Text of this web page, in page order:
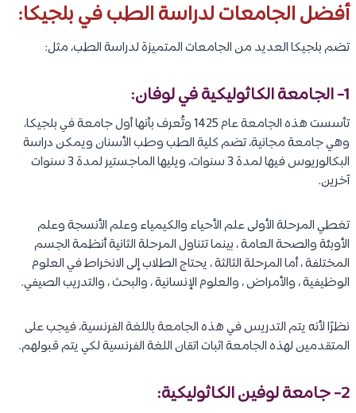
أفضل الجامعات لدراسة الطب في بلجيكا:
تضم بلجيكا العديد من الجامعات المتميزة لدراسة الطب، مثل:
1- الجامعة الكاثوليكية في لوفان:
تأسست هذه الجامعة عام 1425 وتُعرف بأنها أول جامعة في بلجيكا،
وهي جامعة مجانية، تضم كلية الطب وطب الأسنان ويمكن دراسة
البكالوريوس فيها لمدة 3 سنوات، ويليها الماجستير لمدة 3 سنوات
آخرين.
تغطي المرحلة الأولى علم الأحياء والكيمياء وعلم الأنسجة وعلم
الأوبئة والصحة العامة ، بينما تتناول المرحلة الثانية أنظمة الجسم
المختلفة ، أما المرحلة الثالثة ، يحتاج الطلاب إلى الانخراط في العلوم
الوظيفية ، والأمراض ، والعلوم الإنسانية ، والبحث ، والتدريب الصيفي.
نظرًا لأنه يتم التدريس في هذه الجامعة باللغة الفرنسية، فيجب على
المتقدمين لهذه الجامعة اثبات اتقان اللغة الفرنسية لكي يتم قبولهم.
2- جامعة لوفين الكاثوليكية: